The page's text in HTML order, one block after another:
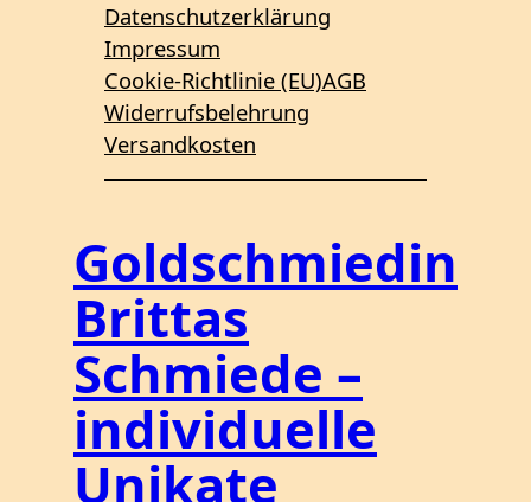
Datenschutzerklärung
Impressum
Cookie-Richtlinie (EU)AGB
Widerrufsbelehrung
Versandkosten
Goldschmiedin
Brittas
Schmiede –
individuelle
Unikate